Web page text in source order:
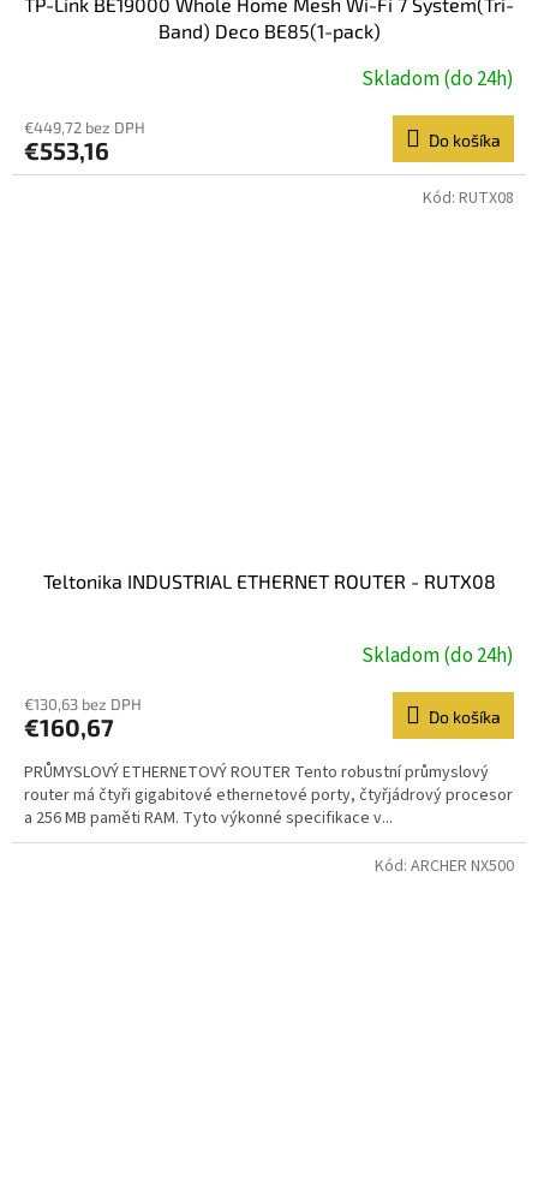
Band) Deco BE85(1-pack)
Skladom (do 24h)
€449,72 bez DPH
€553,16 Do košíka
Teltonika INDUSTRIAL ETHERNET ROUTER - RUTX08
Skladom (do 24h)
€130,63 bez DPH
€160,67 Do košíka
PRŮMYSLOVÝ ETHERNETOVÝ ROUTER Tento robustní průmyslový
router má čtyři gigabitové ethernetové porty, čtyřjádrový procesor
a 256 MB paměti RAM. Tyto výkonné specifikace v...
Kód: RUTX08
Kód: ARCHER NX500